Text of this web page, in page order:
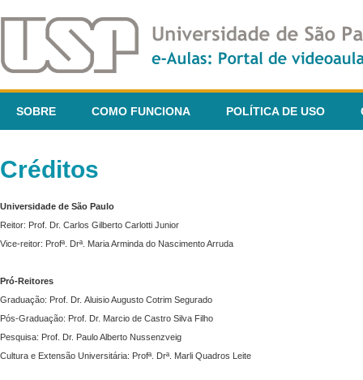
SOBRE COMO FUNCIONA POLÍTICA DE USO
Créditos
Universidade de São Paulo
Reitor: Prof. Dr. Carlos Gilberto Carlotti Junior
Vice-reitor: Profª. Drª. Maria Arminda do Nascimento Arruda
Pró-Reitores
Graduação: Prof. Dr. Aluisio Augusto Cotrim Segurado
Pós-Graduação: Prof. Dr. Marcio de Castro Silva Filho
Pesquisa: Prof. Dr. Paulo Alberto Nussenzveig
Cultura e Extensão Universitária: Profª. Drª. Marli Quadros Leite